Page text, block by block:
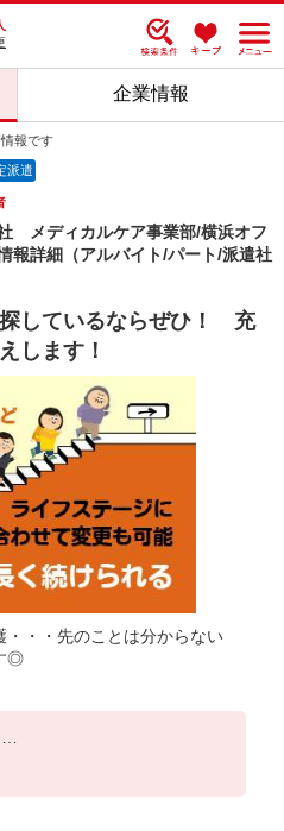
企業情報
報です
派遣
メディカルケア事業部/横浜オフ
報詳細（アルバイト/パート/派遣社
しているならぜひ！ 充
します！
・・・先のことは分からない
◎
1,550円〜